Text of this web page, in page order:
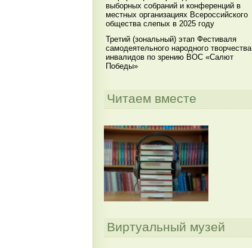
выборных собраний и конференций в
местных организациях Всероссийского
общества слепых в 2025 году
Третий (зональный) этап Фестиваля
самодеятельного народного творчества
инвалидов по зрению ВОС «Салют
Победы»
Читаем вместе
Виртуальный музей